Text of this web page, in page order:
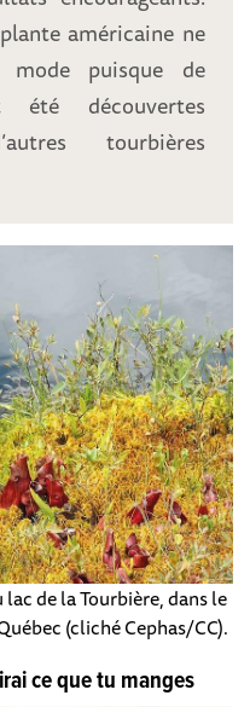
américaine ne
puisque de
été découvertes
tourbières
de la Tourbière, dans le
(cliché Cephas/CC).
ce que tu manges